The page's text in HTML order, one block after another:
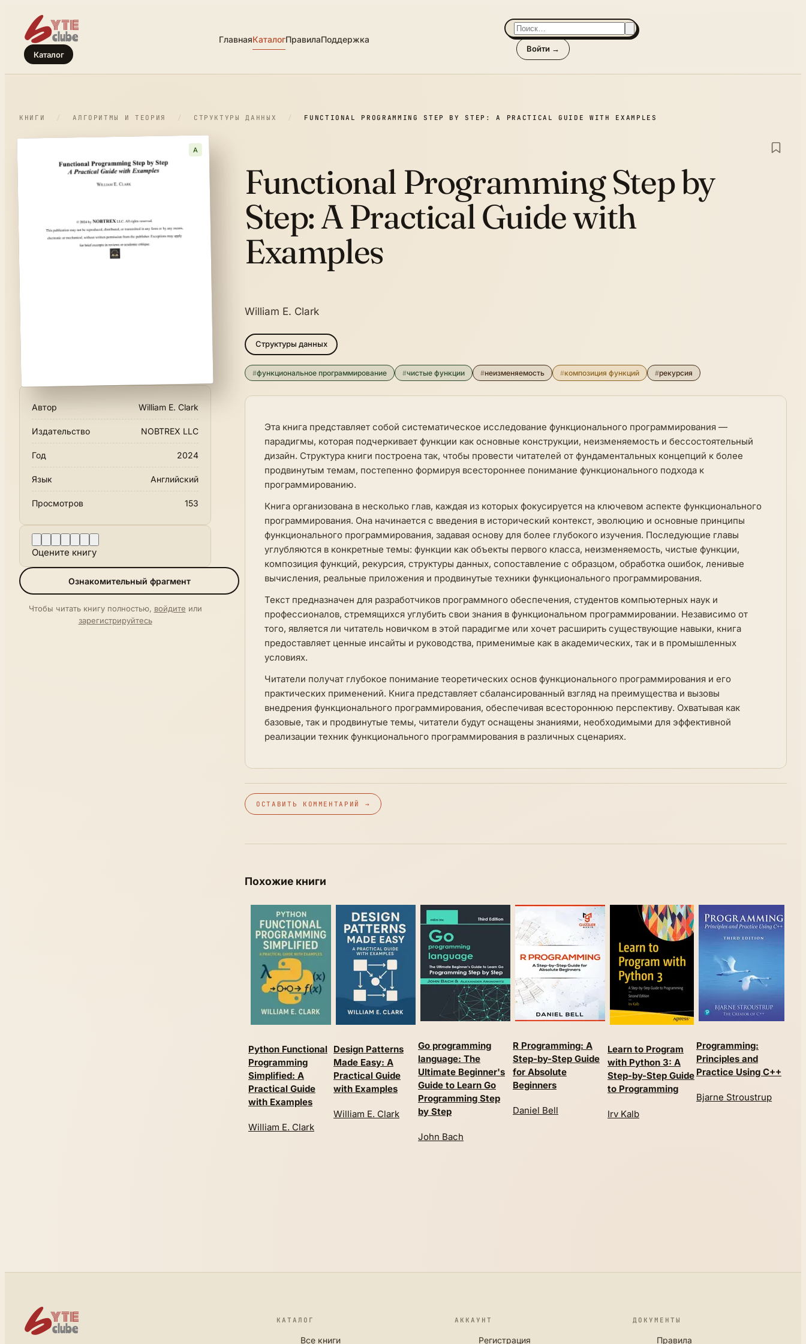
Каталог
ГлавнаяКаталогПравилаПоддержка
Войти →
КНИГИ / АЛГОРИТМЫ И ТЕОРИЯ / СТРУКТУРЫ ДАННЫХ / FUNCTIONAL PROGRAMMING STEP BY STEP: A PRACTICAL GUIDE WITH EXAMPLES
A
Автор William E. Clark
Издательство NOBTREX LLC
Год 2024
Язык Английский
Просмотров 153
Оцените книгу
Ознакомительный фрагмент
Чтобы читать книгу полностью, войдите или
зарегистрируйтесь
Functional Programming Step by
Step:A Practical Guide with
Examples
William E. Clark
Структуры данных
#функциональное программирование #чистые функции #неизменяемость #композиция функций #рекурсия
Эта книга представляет собой систематическое исследование функционального программирования —
парадигмы, которая подчеркивает функции как основные конструкции, неизменяемость и бессостоятельный
дизайн. Структура книги построена так, чтобы провести читателей от фундаментальных концепций к более
продвинутым темам, постепенно формируя всестороннее понимание функционального подхода к
программированию.
Книга организована в несколько глав, каждая из которых фокусируется на ключевом аспекте функционального
программирования. Она начинается с введения в исторический контекст, эволюцию и основные принципы
функционального программирования, задавая основу для более глубокого изучения. Последующие главы
углубляются в конкретные темы: функции как объекты первого класса, неизменяемость, чистые функции,
композиция функций, рекурсия, структуры данных, сопоставление с образцом, обработка ошибок, ленивые
вычисления, реальные приложения и продвинутые техники функционального программирования.
Текст предназначен для разработчиков программного обеспечения, студентов компьютерных наук и
профессионалов, стремящихся углубить свои знания в функциональном программировании. Независимо от
того, является ли читатель новичком в этой парадигме или хочет расширить существующие навыки, книга
предоставляет ценные инсайты и руководства, применимые как в академических, так и в промышленных
условиях.
Читатели получат глубокое понимание теоретических основ функционального программирования и его
практических применений. Книга представляет сбалансированный взгляд на преимущества и вызовы
внедрения функционального программирования, обеспечивая всестороннюю перспективу. Охватывая как
базовые, так и продвинутые темы, читатели будут оснащены знаниями, необходимыми для эффективной
реализации техник функционального программирования в различных сценариях.
ОСТАВИТЬ КОММЕНТАРИЙ →
Похожие книги
Python Functional
Programming
Simplified: A
Practical Guide
with Examples
William E. Clark
Design Patterns
Made Easy: A
Practical Guide
with Examples
William E. Clark
Go programming
language: The
Ultimate Beginner's
Guide to Learn Go
Programming Step
by Step
John Bach
R Programming: A
Step-by-Step Guide
for Absolute
Beginners
Daniel Bell
Learn to Program
with Python 3: A
Step-by-Step Guide
to Programming
Irv Kalb
Programming:
Principles and
Practice Using C++
Bjarne Stroustrup
КАТАЛОГ
Все книги
АККАУНТ
Регистрация
ДОКУМЕНТЫ
Правила